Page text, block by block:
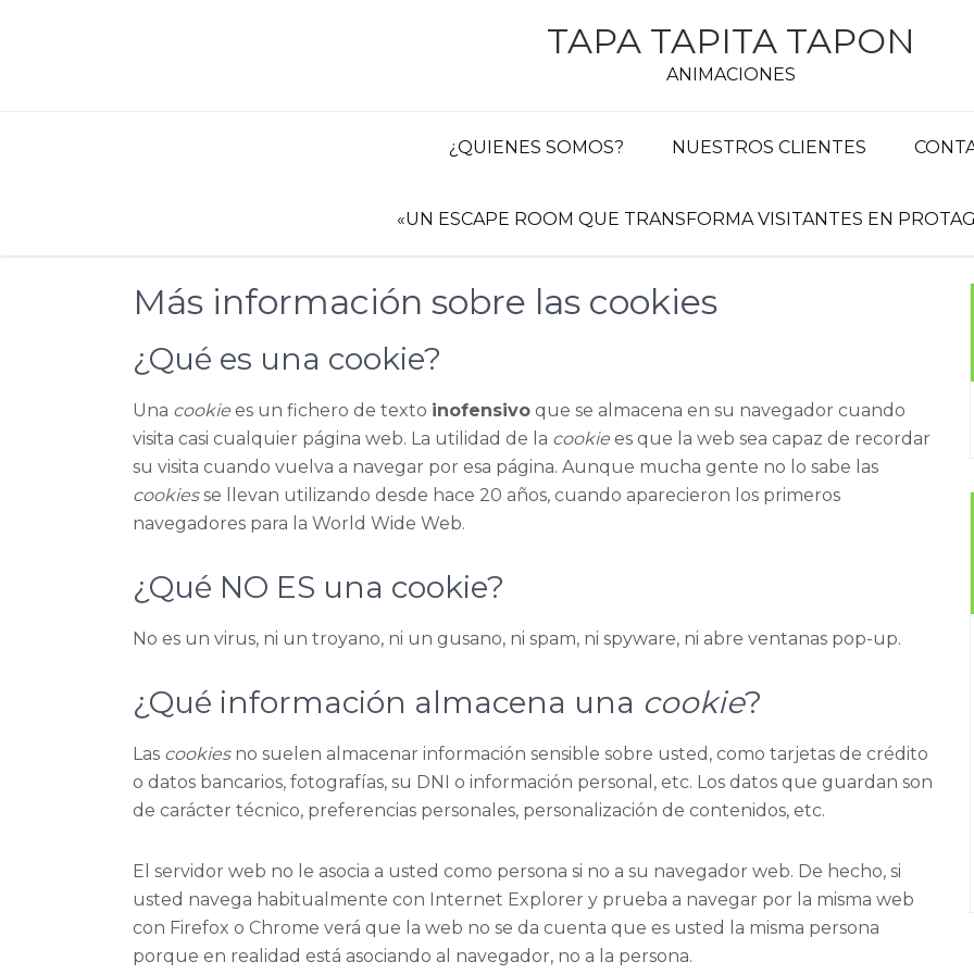
TAPA TAPITA TAPON
ANIMACIONES
¿QUIENES SOMOS? NUESTROS CLIENTES
«UN ESCAPE ROOM QUE TRANSFORMA VISITANTES EN
Más información sobre las cookies
¿Qué es una cookie?
Una cookie es un fichero de texto inofensivo que se almacena en su navegador cuando
visita casi cualquier página web. La utilidad de la cookie es que la web sea capaz de recordar
su visita cuando vuelva a navegar por esa página. Aunque mucha gente no lo sabe las
cookiesse llevan utilizando desde hace 20 años, cuando aparecieron los primeros
navegadores para la World Wide Web.
¿Qué NO ES una cookie?
No es un virus, ni un troyano, ni un gusano, ni spam, ni spyware, ni abre ventanas pop-up.
¿Qué información almacena una cookie?
Las cookiesno suelen almacenar información sensible sobre usted, como tarjetas de crédito
o datos bancarios, fotografías, su DNI o información personal, etc. Los datos que guardan son
de carácter técnico, preferencias personales, personalización de contenidos, etc.
El servidor web no le asocia a usted como persona si no a su navegador web. De hecho, si
usted navega habitualmente con Internet Explorer y prueba a navegar por la misma web
con Firefox o Chrome verá que la web no se da cuenta que es usted la misma persona
porque en realidad está asociando al navegador, no a la persona.